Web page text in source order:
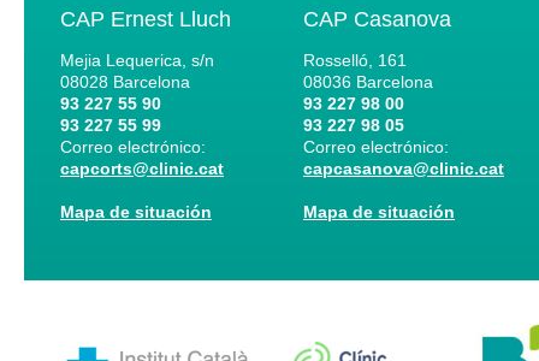
CAP Ernest Lluch
Mejia Lequerica, s/n
08028 Barcelona
93 227 55 90
93 227 55 99
Correo electrónico:
capcorts@clinic.cat
Mapa de situación
CAP Casanova
Rosselló, 161
08036 Barcelona
93 227 98 00
93 227 98 05
Correo electrónico:
capcasanova@clinic.cat
Mapa de situación